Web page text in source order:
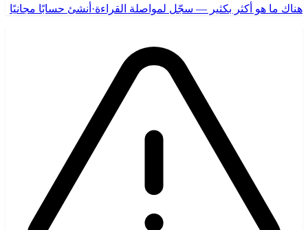
هناك ما هو أكثر بكثير — سجّل لمواصلة القراءة· أنشئ حسابًا مجانيًا